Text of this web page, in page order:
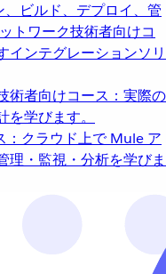
ビルド、デプロイ、管
トワーク技術者向けコ
インテグレーションソリ
術者向けコース：実際の
学びます。
：クラウド上で Mule ア
理・監視・分析を学びま